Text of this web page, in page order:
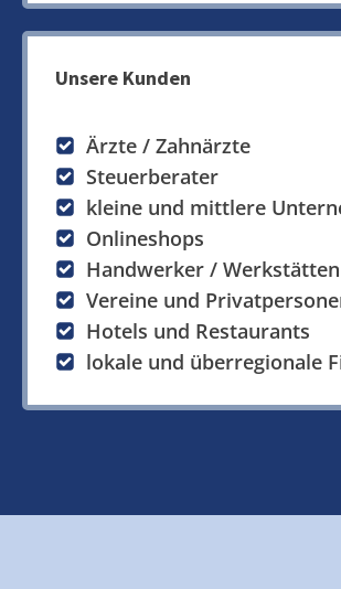
Unsere Kunden
Ärzte / Zahnärzte
Steuerberater
kleine und mittlere
Onlineshops
Handwerker / Werkstätten
Vereine und
Hotels und Restaurants
lokale und überregionale